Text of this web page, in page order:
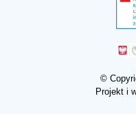
©
Projekt i